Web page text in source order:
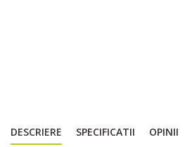
DESCRIERE SPECIFICATII OPINII